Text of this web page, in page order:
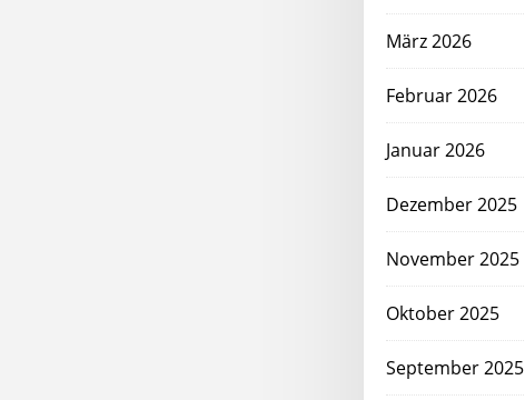
März 2026
Februar 2026
Januar 2026
Dezember 2025
November 2025
Oktober 2025
September 2025